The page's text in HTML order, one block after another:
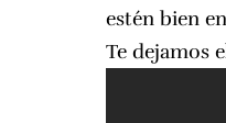
estén bien
Te dejamos